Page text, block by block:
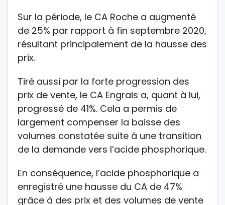
Sur la période, le CA Roche a augmenté
de 25% par rapport à fin septembre 2020,
résultant principalement de la hausse des
prix.
Tiré aussi par la forte progression des
prix de vente, le CA Engrais a, quant à lui,
progressé de 41%. Cela a permis de
largement compenser la baisse des
volumes constatée suite à une transition
de la demande vers l’acide phosphorique.
En conséquence, l’acide phosphorique a
enregistré une hausse du CA de 47%
grâce à des prix et des volumes de vente